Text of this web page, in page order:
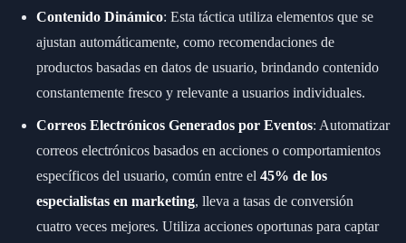
Contenido Dinámico: Esta táctica utiliza elementos que se
ajustan automáticamente, como recomendaciones de
productos basadas en datos de usuario, brindando contenido
constantemente fresco y relevante a usuarios individuales.
Correos Electrónicos Generados por Eventos: Automatizar
correos electrónicos basados en acciones o comportamientos
específicos del usuario, común entre el 45% de los
especialistas en marketing, lleva a tasas de conversión
cuatro veces mejores. Utiliza acciones oportunas para captar